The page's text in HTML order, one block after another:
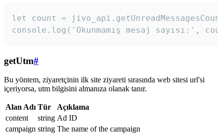
let count =
console.log('Okunmamış mesaj sayısı:',
getUtm#
Bu yöntem, ziyaretçinin ilk site ziyareti sırasında web sitesi url'si
içeriyorsa, utm bilgisini almanıza olanak tanır.
Alan Adı Tür
Açıklama
content
string Ad ID
campaign string The name of the campaign